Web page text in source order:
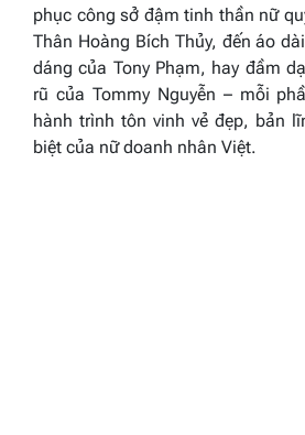
phục công sở đậm tinh thần nữ
Thân Hoàng Bích Thủy, đến áo
dáng của Tony Phạm, hay đầm
rũ của Tommy Nguyễn – mỗi
hành trình tôn vinh vẻ đẹp, bản
biệt của nữ doanh nhân Việt.